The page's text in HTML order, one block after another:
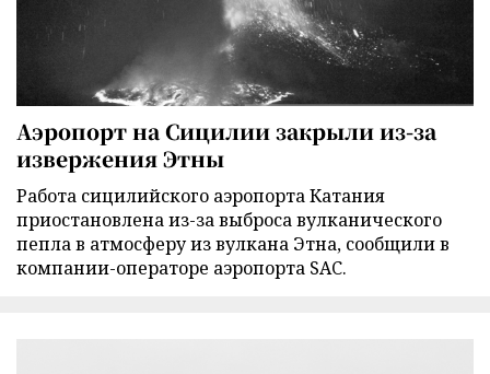
Аэропорт на Сицилии закрыли из-за
извержения Этны
Работа сицилийского аэропорта Катания
приостановлена из-за выброса вулканического
пепла в атмосферу из вулкана Этна, сообщили в
компании-операторе аэропорта SAC.